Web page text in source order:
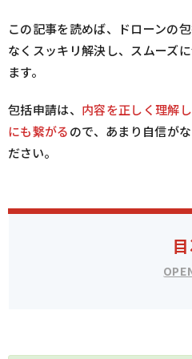
この記事を読めば、ドローンの
なくスッキリ解決し、スムーズ
ます。
包括申請は、 内容を正しく理解
にも繋がるので、あまり自信が
ださい。